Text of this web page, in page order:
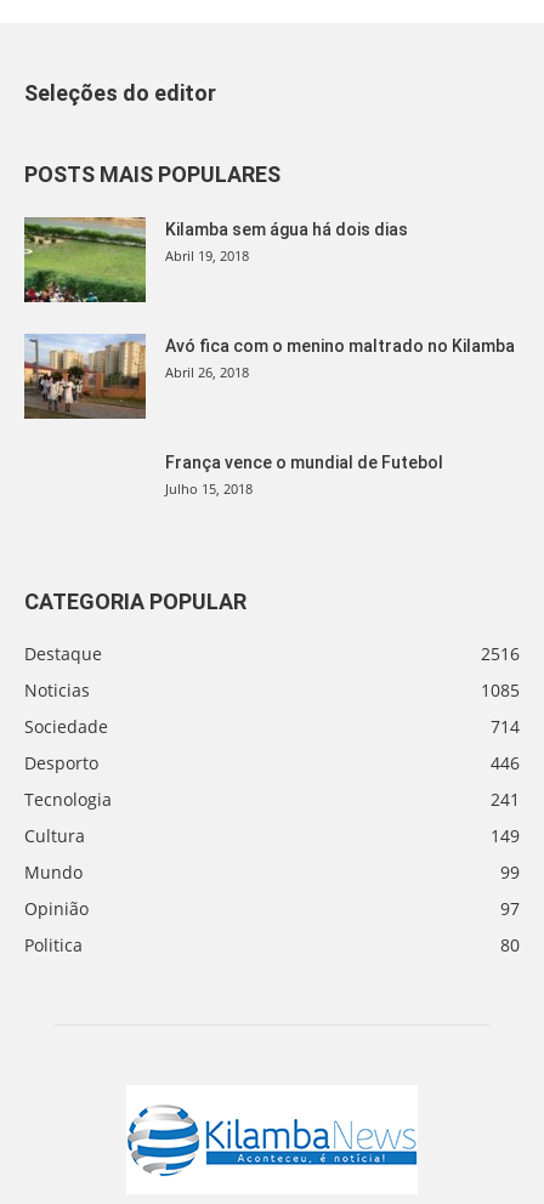
Seleções do editor
POSTS MAIS POPULARES
Kilamba sem água há dois dias
Abril 19, 2018
Avó fica com o menino maltrado no Kilamba
Abril 26, 2018
França vence o mundial de Futebol
Julho 15, 2018
CATEGORIA POPULAR
Destaque
2516
Noticias
1085
Sociedade
714
Desporto
446
Tecnologia
241
Cultura
149
Mundo
99
Opinião
97
Politica
80